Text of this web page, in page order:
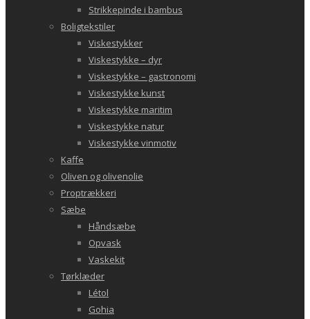
Strikkepinde i bambus
Boligtekstiler
Viskestykker
Viskestykke – dyr
Viskestykke – gastronomi
Viskestykke kunst
Viskestykke maritim
Viskestykke natur
Viskestykke vinmotiv
Kaffe
Oliven og olivenolie
Proptrækkeri
Sæbe
Håndsæbe
Opvask
Vaskekit
Tørklæder
Létol
Gohia